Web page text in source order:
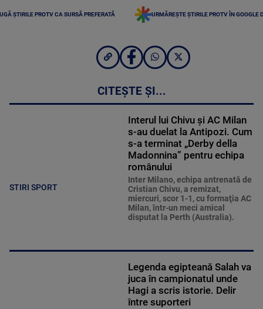
ȘTIRILE PROTV CA SURSĂ PREFERATĂ URMĂREȘTE ȘTIRILE PROTV ÎN GOOGLE
CITEȘTE ȘI...
STIRI SPORT
Interul lui Chivu și AC Milan
s-au duelat la Antipozi. Cum
s-a terminat „Derby della
Madonnina” pentru echipa
românului
Inter Milano, echipa antrenată de
Cristian Chivu, a remizat,
miercuri, scor 1-1, cu formaţia AC
Milan, într-un meci amical
disputat la Perth (Australia).
Legenda egipteană Salah va
juca în campionatul unde
Hagi a scris istorie. Delir
între suporteri